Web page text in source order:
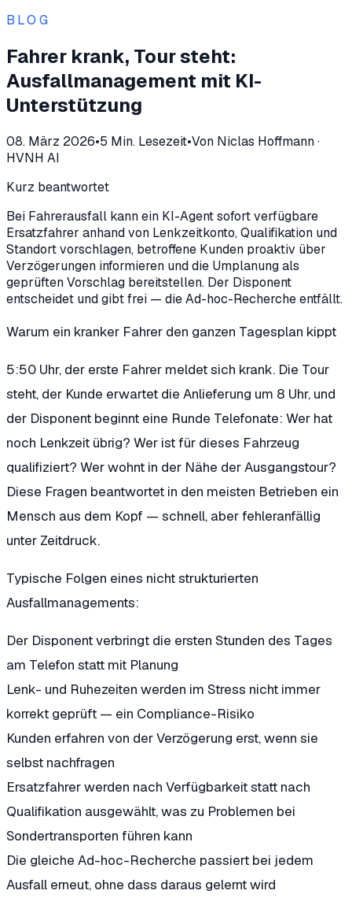
BLOG
Fahrer krank, Tour steht:
Ausfallmanagement mit KI-
Unterstützung
08. März 2026•5 Min. Lesezeit•Von Niclas Hoffmann·
HVNH AI
Kurz beantwortet
Bei Fahrerausfall kann ein KI-Agent sofort verfügbare
Ersatzfahrer anhand von Lenkzeitkonto, Qualifikation und
Standort vorschlagen, betroffene Kunden proaktiv über
Verzögerungen informieren und die Umplanung als
geprüften Vorschlag bereitstellen. Der Disponent
entscheidet und gibt frei — die Ad-hoc-Recherche entfällt.
Warum ein kranker Fahrer den ganzen Tagesplan kippt
5:50 Uhr, der erste Fahrer meldet sich krank. Die Tour
steht, der Kunde erwartet die Anlieferung um 8 Uhr, und
der Disponent beginnt eine Runde Telefonate: Wer hat
noch Lenkzeit übrig? Wer ist für dieses Fahrzeug
qualifiziert? Wer wohnt in der Nähe der Ausgangstour?
Diese Fragen beantwortet in den meisten Betrieben ein
Mensch aus dem Kopf — schnell, aber fehleranfällig
unter Zeitdruck.
Typische Folgen eines nicht strukturierten
Ausfallmanagements:
Der Disponent verbringt die ersten Stunden des Tages
am Telefon statt mit Planung
Lenk- und Ruhezeiten werden im Stress nicht immer
korrekt geprüft — ein Compliance-Risiko
Kunden erfahren von der Verzögerung erst, wenn sie
selbst nachfragen
Ersatzfahrer werden nach Verfügbarkeit statt nach
Qualifikation ausgewählt, was zu Problemen bei
Sondertransporten führen kann
Die gleiche Ad-hoc-Recherche passiert bei jedem
Ausfall erneut, ohne dass daraus gelernt wird